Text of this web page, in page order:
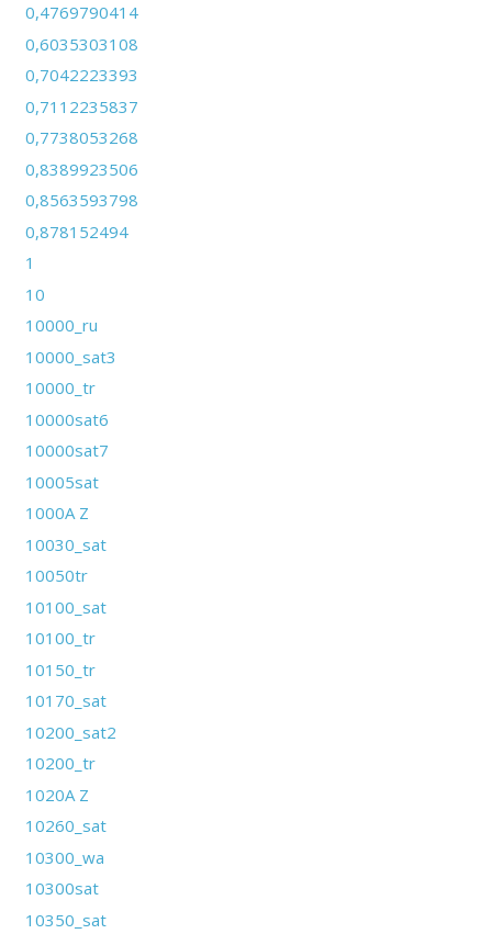
0,4769790414
0,6035303108
0,7042223393
0,7112235837
0,7738053268
0,8389923506
0,8563593798
0,878152494
1
10
10000_ru
10000_sat3
10000_tr
10000sat6
10000sat7
10005sat
1000A Z
10030_sat
10050tr
10100_sat
10100_tr
10150_tr
10170_sat
10200_sat2
10200_tr
1020A Z
10260_sat
10300_wa
10300sat
10350_sat